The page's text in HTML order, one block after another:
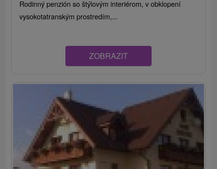
Rodinný penzión so štýlovým interiérom, v obklopení
vysokotatranským prostredím,...
ZOBRAZIT